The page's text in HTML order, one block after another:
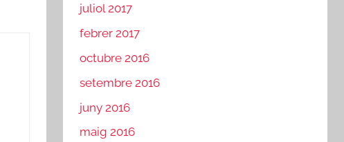
juliol 2017
febrer 2017
octubre 2016
setembre 2016
juny 2016
maig 2016